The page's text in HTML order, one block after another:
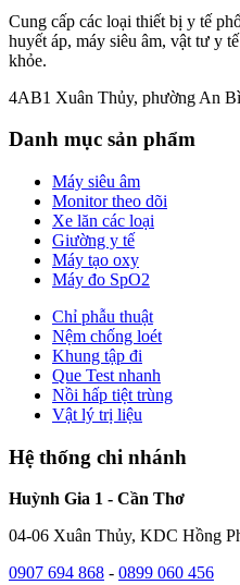
Cung cấp các loại thiết bị y tế
huyết áp, máy siêu âm, vật tư y
khỏe.
4AB1 Xuân Thủy, phường An
Danh mục sản phẩm
Máy siêu âm
Monitor theo dõi
Xe lăn các loại
Giường y tế
Máy tạo oxy
Máy đo SpO2
Chỉ phẫu thuật
Nệm chống loét
Khung tập đi
Que Test nhanh
Nồi hấp tiệt trùng
Vật lý trị liệu
Hệ thống chi nhánh
Huỳnh Gia 1 - Cần Thơ
04-06 Xuân Thủy, KDC Hồng
0907 694 868 - 0899 060 456